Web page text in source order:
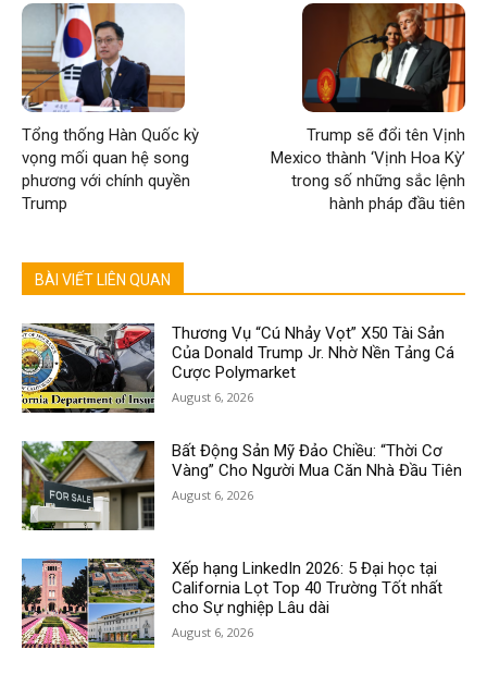
Tổng thống Hàn Quốc kỳ
vọng mối quan hệ song
phương với chính quyền
Trump
Trump sẽ đổi tên Vịnh
Mexico thành ‘Vịnh Hoa Kỳ’
trong số những sắc lệnh
hành pháp đầu tiên
BÀI VIẾT LIÊN QUAN
Thương Vụ “Cú Nhảy Vọt” X50 Tài Sản
Của Donald Trump Jr. Nhờ Nền Tảng Cá
Cược Polymarket
August 6, 2026
Bất Động Sản Mỹ Đảo Chiều: “Thời Cơ
Vàng” Cho Người Mua Căn Nhà Đầu Tiên
August 6, 2026
Xếp hạng LinkedIn 2026: 5 Đại học tại
California Lọt Top 40 Trường Tốt nhất
cho Sự nghiệp Lâu dài
August 6, 2026